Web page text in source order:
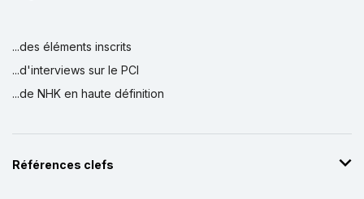
...des éléments inscrits
...d'interviews sur le PCI
...de NHK en haute définition
Références clefs